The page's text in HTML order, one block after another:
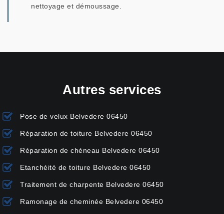
nettoyage et démoussage.
Autres services
Pose de velux Belvedere 06450
Réparation de toiture Belvedere 06450
Réparation de chéneau Belvedere 06450
Etanchéité de toiture Belvedere 06450
Traitement de charpente Belvedere 06450
Ramonage de cheminée Belvedere 06450